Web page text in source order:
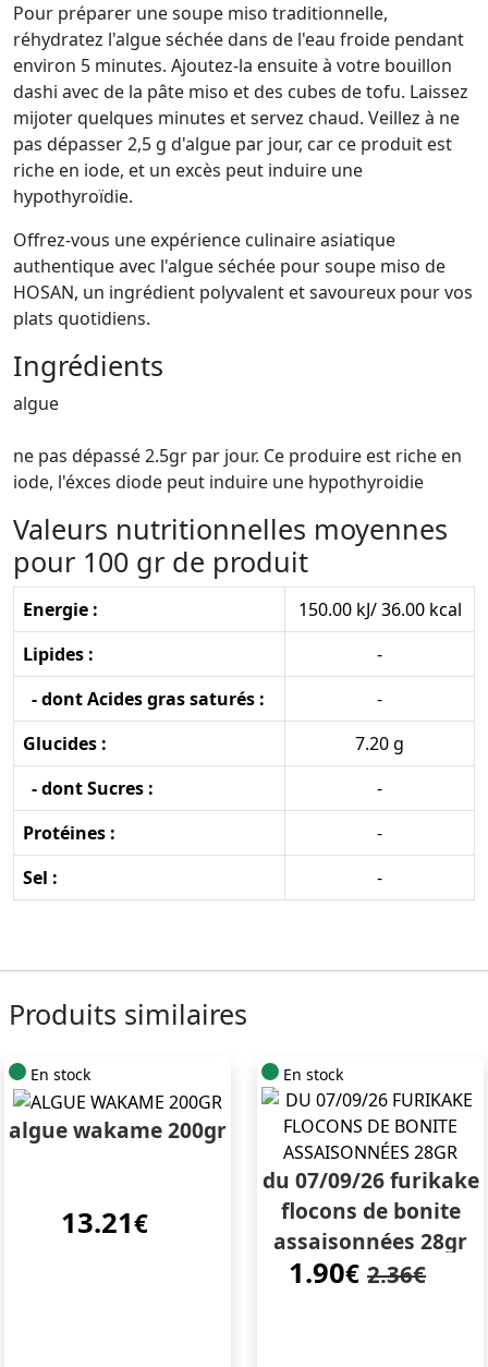
Pour préparer une soupe miso traditionnelle,
réhydratez l'algue séchée dans de l'eau froide pendant
environ 5 minutes. Ajoutez-la ensuite à votre bouillon
dashi avec de la pâte miso et des cubes de tofu. Laissez
mijoter quelques minutes et servez chaud. Veillez à ne
pas dépasser 2,5 g d'algue par jour, car ce produit est
riche en iode, et un excès peut induire une
hypothyroïdie.
Offrez-vous une expérience culinaire asiatique
authentique avec l'algue séchée pour soupe miso de
HOSAN, un ingrédient polyvalent et savoureux pour vos
plats quotidiens.
Ingrédients
algue
ne pas dépassé 2.5gr par jour. Ce produire est riche en
iode, l'éxces diode peut induire une hypothyroidie
Valeurs nutritionnelles moyennes
pour 100 gr de produit
Energie :
150.00 kJ/ 36.00 kcal
Lipides :
-
- dont Acides gras saturés :
-
Glucides :
7.20 g
- dont Sucres :
-
Protéines :
-
Sel :
-
Produits similaires
En stock
algue wakame 200gr
13.21€
En stock
du 07/09/26 furikake
flocons de bonite
assaisonnées 28gr
1.90€ 2.36€